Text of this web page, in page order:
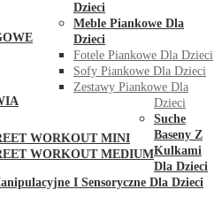
WORKOUT MINI
WORKOUT MEDIUM
Dzieci
Meble Piankowe Dla
Dzieci
Fotele Piankowe Dla Dzieci
Sofy Piankowe Dla Dzieci
Zestawy Piankowe Dla
Dzieci
Suche
Baseny Z
Kulkami
Dla Dzieci
I Sensoryczne Dla Dzieci